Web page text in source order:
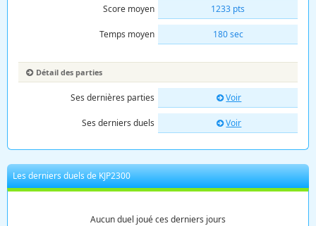
Score moyen 1233 pts
Temps moyen 180 sec
Détail des parties
Ses dernières parties Voir
Ses derniers duels Voir
Les derniers duels de KJP2300
Aucun duel joué ces derniers jours